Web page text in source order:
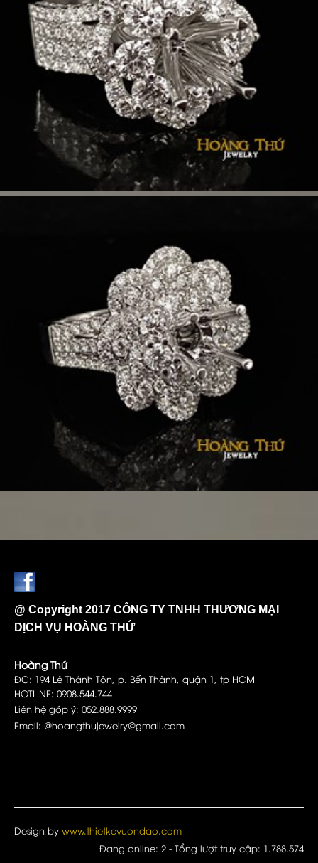
@ Copyright 2017 CÔNG TY TNHH THƯƠNG MẠI
DỊCH VỤ HOÀNG THỨ
Hoàng Thứ
ĐC: 194 Lê Thánh Tôn, p. Bến Thành, quận 1, tp HCM
HOTLINE: 0908.544.744
Liên hệ góp ý: 052.888.9999
Email: @hoangthujewelry@gmail.com
Design by www.thietkevuondao.com
Đang online: 2 - Tổng lượt truy cập: 1.788.574